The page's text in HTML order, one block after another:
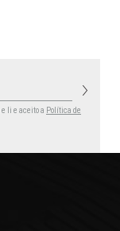
e li e aceito a Política de